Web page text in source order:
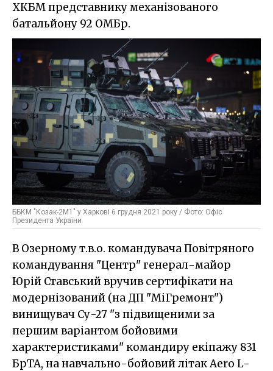
ХКБМ представнику механізованого
батальйону 92 ОМБр.
ББКМ "Козак-2М1" у Харкові 6 грудня 2021 року / Фото: Офіс
Президента України
В Озерному т.в.о. командувача Повітряного
командування "Центр" генерал-майор
Юрій Ставський вручив сертифікати на
модернізований (на ДП "МіГремонт")
винищувач Су-27 "з підвищеними за
першим варіантом бойовими
характеристиками" командиру екіпажу 831
БрТА, на навчально-бойовий літак Aero L-